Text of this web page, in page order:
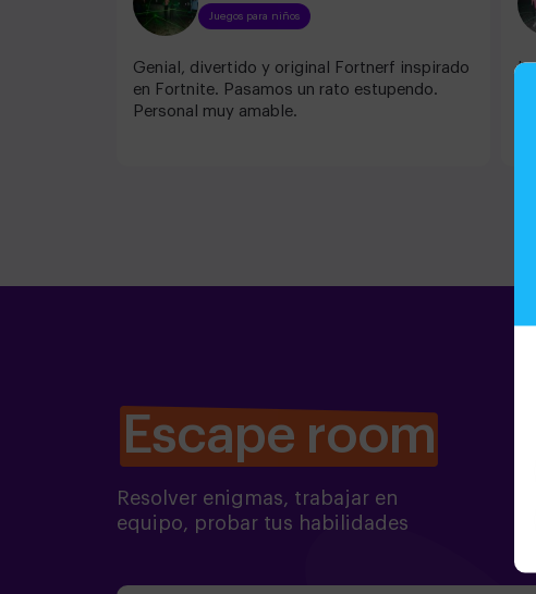
Juegos para niños
Genial, divertido y original Fortnerf inspirado
en Fortnite. Pasamos un rato estupendo.
Personal muy amable.
Escape room
Resolver enigmas, trabajar en
equipo, probar tus habilidades